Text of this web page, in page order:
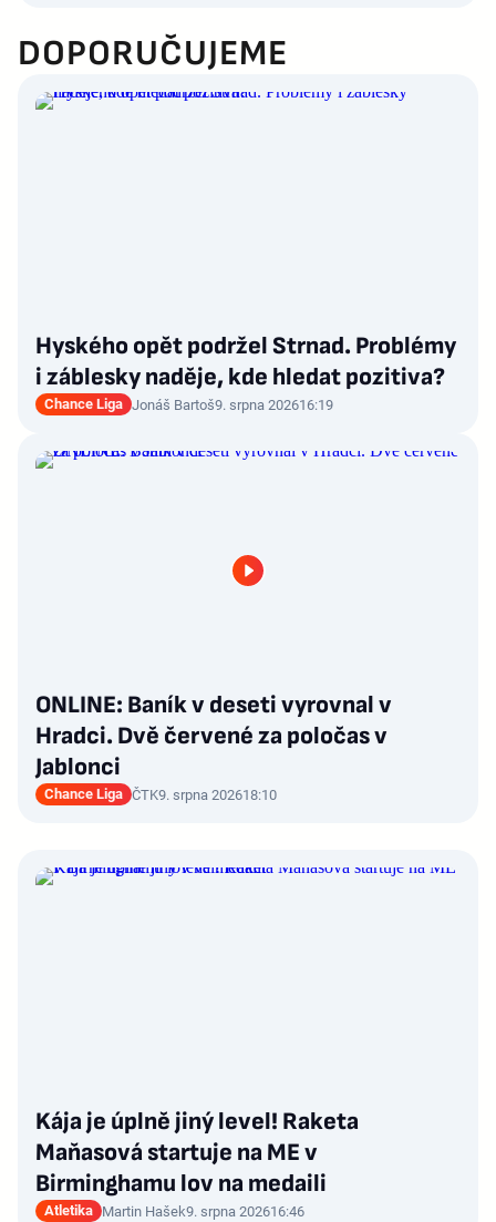
DOPORUČUJEME
Hyského opět podržel Strnad. Problémy
i záblesky naděje, kde hledat pozitiva?
Chance Liga Jonáš Bartoš9. srpna 202616:19
ONLINE: Baník v deseti vyrovnal v
Hradci. Dvě červené za poločas v
Jablonci
Chance Liga ČTK9. srpna 202618:10
Kája je úplně jiný level! Raketa
Maňasová startuje na ME v
Birminghamu lov na medaili
Atletika Martin Hašek9. srpna 202616:46